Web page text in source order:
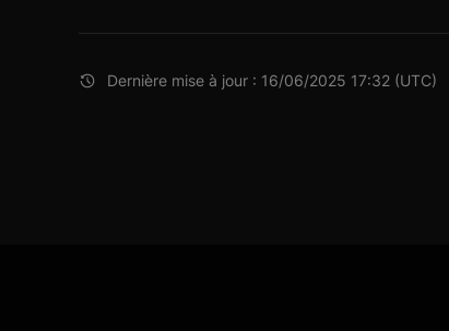
Dernière mise à jour : 16/06/2025 17:32 (UTC)